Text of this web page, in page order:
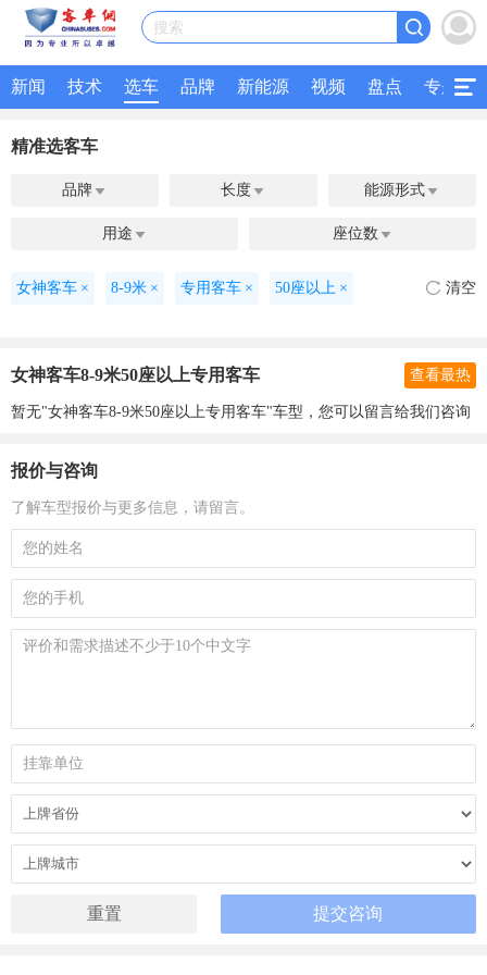
搜索
新闻 技术 选车 品牌 新能源 视频 盘点 专题
精准选客车
品牌  长度  能源形式 
用途  座位数 
女神客车 × 8-9米 × 专用客车 × 50座以上 × 清空
女神客车8-9米50座以上专用客车 查看最热
暂无"女神客车8-9米50座以上专用客车"车型，您可以留言给我们咨询
报价与咨询
了解车型报价与更多信息，请留言。